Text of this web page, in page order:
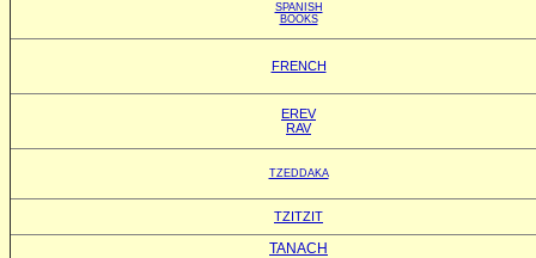
SPANISH
BOOKS
FRENCH
EREV
RAV
TZEDDAKA
TZITZIT
TANACH